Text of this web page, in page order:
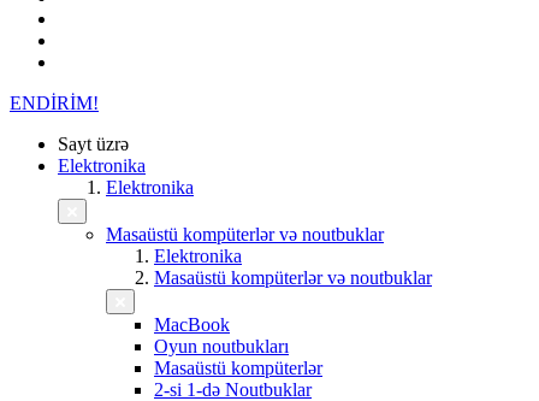
ENDİRİM!
Sayt üzrə
Elektronika
Elektronika
Masaüstü kompüterlər və noutbuklar
Elektronika
Masaüstü kompüterlər və noutbuklar
MacBook
Oyun noutbukları
Masaüstü kompüterlər
2-si 1-də Noutbuklar